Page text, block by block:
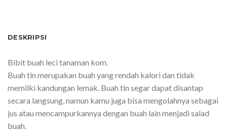
DESKRIPSI
Bibit buah leci tanaman kom.
Buah tin merupakan buah yang rendah kalori dan tidak
memilki kandungan lemak. Buah tin segar dapat disantap
secara langsung, namun kamu juga bisa mengolahnya sebagai
jus atau mencampurkannya dengan buah lain menjadi salad
buah.